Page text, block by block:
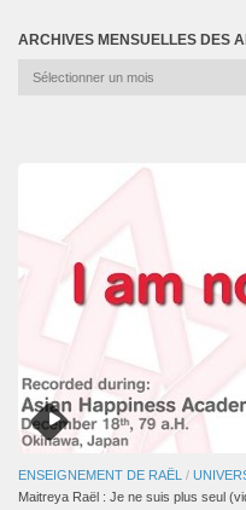
ARCHIVES MENSUELLES DES
Archives
ENSEIGNEMENT DE RAËL /
Maitreya Raël : Je ne suis plus seul